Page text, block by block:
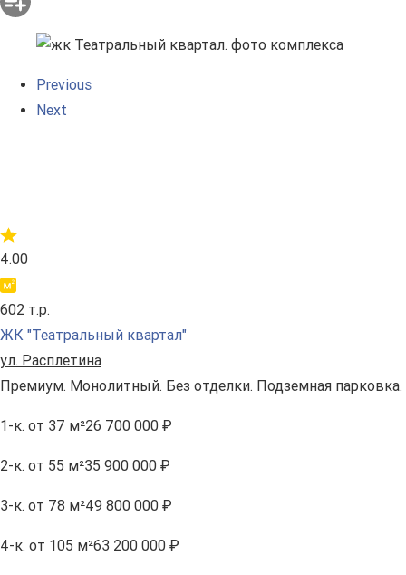
Previous
Next
4.00
602 т.р.
ЖК "Театральный квартал"
ул. Расплетина
Премиум. Монолитный. Без отделки. Подземная парковка.
1-к. от 37 м²26 700 000 ₽
2-к. от 55 м²35 900 000 ₽
3-к. от 78 м²49 800 000 ₽
4-к. от 105 м²63 200 000 ₽